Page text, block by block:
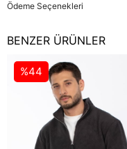
Ödeme Seçenekleri
BENZER ÜRÜNLER
%44